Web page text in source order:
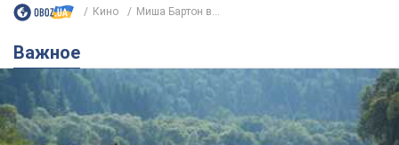
Кино Миша Бартон в...
Важное